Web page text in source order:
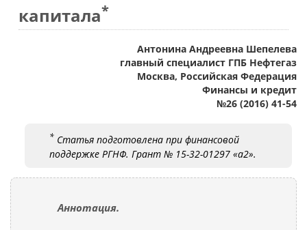
капитала*
Антонина Андреевна Шепелева
главный специалист ГПБ Нефтегаз
Москва, Российская Федерация
Финансы и кредит
№26 (2016) 41-54
* Статья подготовлена при финансовой
поддержке РГНФ. Грант № 15-32-01297 «а2».
Аннотация.